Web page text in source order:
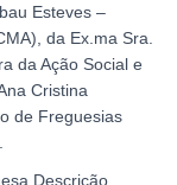
Esteves –
da Ex.ma Sra.
da Ação Social e
Cristina
de Freguesias